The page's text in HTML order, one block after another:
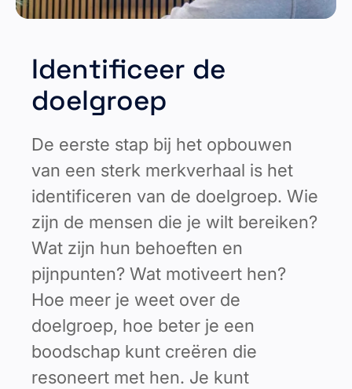
Identificeer de
doelgroep
De eerste stap bij het opbouwen
van een sterk merkverhaal is het
identificeren van de doelgroep. Wie
zijn de mensen die je wilt bereiken?
Wat zijn hun behoeften en
pijnpunten? Wat motiveert hen?
Hoe meer je weet over de
doelgroep, hoe beter je een
boodschap kunt creëren die
resoneert met hen. Je kunt